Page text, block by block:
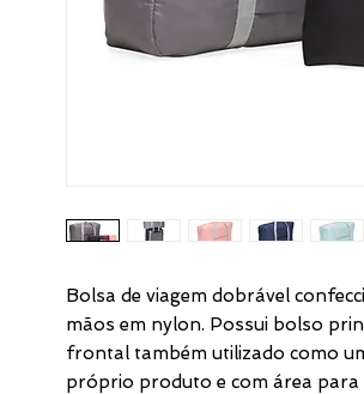
Bolsa de viagem dobrável
mãos em nylon. Possui bolso
frontal também utilizado como
próprio produto e com área para